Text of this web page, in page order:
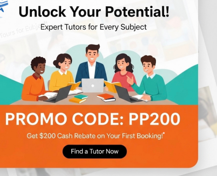
【種族歧視】拋開膚色背景，我們都是一樣的！
2020-06-12